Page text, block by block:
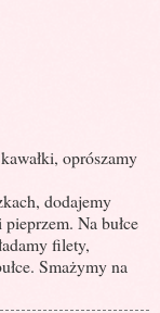
oprószamy
dodajemy
Na bułce
filety,
Smażymy na